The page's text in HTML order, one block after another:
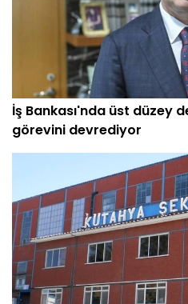
İş Bankası'nda üst düzey
görevini devrediyor